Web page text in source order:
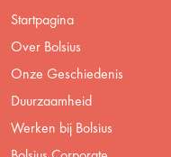
Startpagina
Over Bolsius
Onze Geschiedenis
Duurzaamheid
Werken bij Bolsius